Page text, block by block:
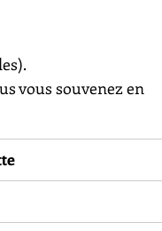
vous souvenez en